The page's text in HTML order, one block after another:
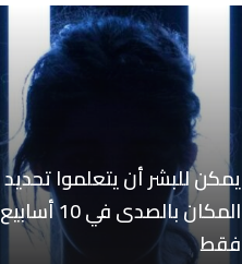
يمكن للبشر أن يتعلموا تحديد
المكان بالصدى في 10 أسابيع
فقط